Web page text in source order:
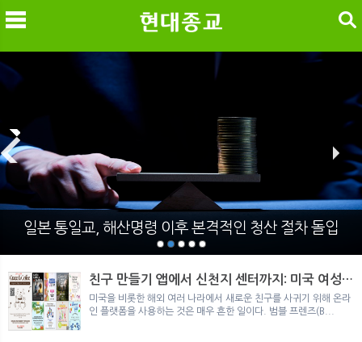
메
일본 통일교, 해산명령 이후 본격적인 청산 절차 돌입
친구 만들기 앱에서 신천지 센터까지: 미국 여성이
경험한 9개월 포섭의 전 과정
미국을 비롯한 해외 여러 나라에서 새로운 친구를 사귀기 위해 온라
인 플랫폼을 사용하는 것은 매우 흔한 일이다. 범블 프렌즈(B...